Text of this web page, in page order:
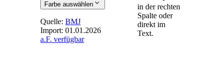
Farbe auswählen
§ 33-
Quelle:BMJ
Import:01.01.2026
a.F. verfügbar
in der rechten
Spalte oder
direkt im
Text.